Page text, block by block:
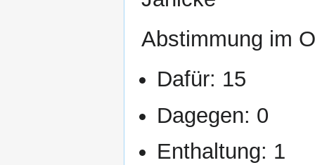
Abstimmung im
Dafür: 15
Dagegen: 0
Enthaltung: 1